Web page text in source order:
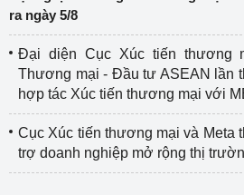
ra ngày 5/8
Đại diện Cục Xúc tiến thương
Thương mại - Đầu tư ASEAN lần
hợp tác Xúc tiến thương mại với
Cục Xúc tiến thương mại và Meta
trợ doanh nghiệp mở rộng thị